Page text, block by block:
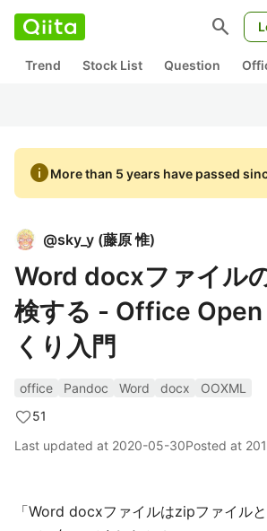
search
Trend Stock List Question
infoMore than 5 years have passed
@sky_y (藤原 惟)
Word docxファイル
検する - Office Open
くり入門
office Pandoc Word docx
OOXML
51
Last updated at 2020-05-30Posted at
「Word docxファイルはzipファイルと